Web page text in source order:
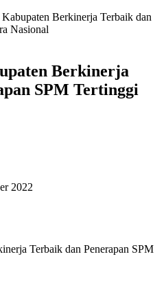
Berkinerja Terbaik dan
Nasional
Berkinerja
SPM Tertinggi
2022
Terbaik dan Penerapan SPM